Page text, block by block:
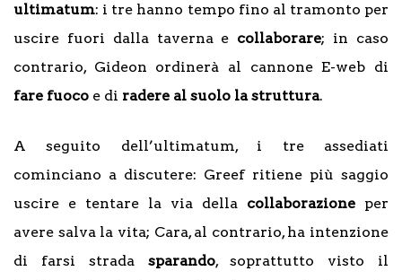
ultimatum: i tre hanno tempo fino al tramonto per
uscire fuori dalla taverna e collaborare; in caso
contrario, Gideon ordinerà al cannone E-web di
fare fuoco e di radere al suolo la struttura.
A seguito dell’ultimatum, i tre assediati
cominciano a discutere: Greef ritiene più saggio
uscire e tentare la via della collaborazione per
avere salva la vita; Cara, al contrario, ha intenzione
di farsi strada sparando, soprattutto visto il